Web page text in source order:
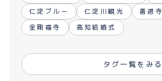
仁淀ブルー
仁淀川観光 善通寺
金剛福寺
高知結婚式
タグ一覧をみる